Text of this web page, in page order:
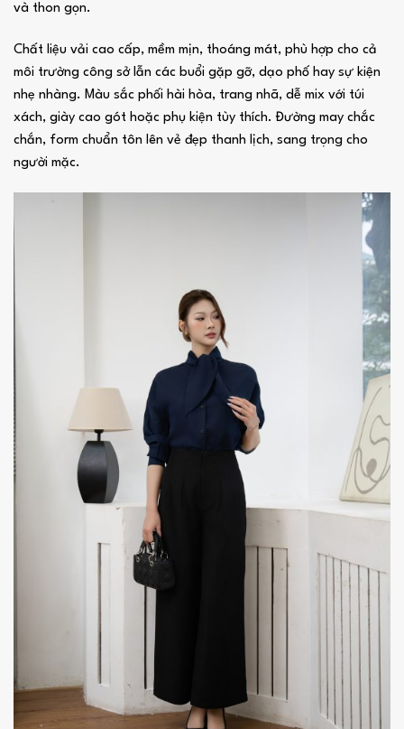
và thon gọn.
Chất liệu vải cao cấp, mềm mịn, thoáng mát, phù hợp cho cả
môi trường công sở lẫn các buổi gặp gỡ, dạo phố hay sự kiện
nhẹ nhàng. Màu sắc phối hài hòa, trang nhã, dễ mix với túi
xách, giày cao gót hoặc phụ kiện tùy thích. Đường may chắc
chắn, form chuẩn tôn lên vẻ đẹp thanh lịch, sang trọng cho
người mặc.